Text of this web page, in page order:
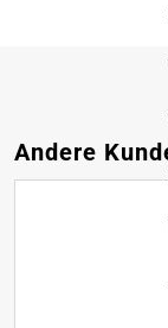
Produktgalerie
Andere